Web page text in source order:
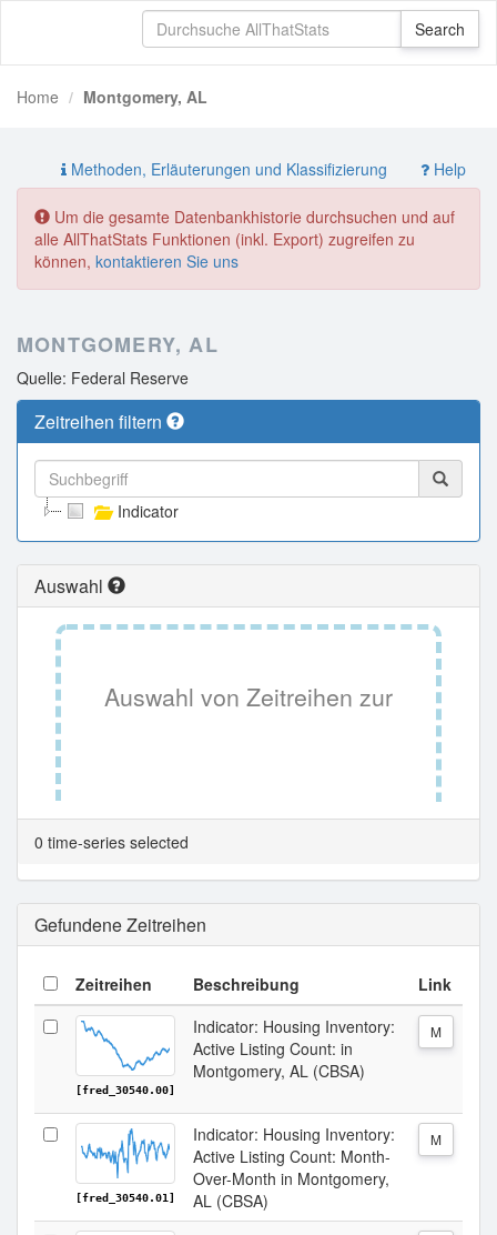
Home Montgomery, AL
Methoden, Erläuterungen und Klassifizierung Help
Um die gesamte Datenbankhistorie durchsuchen und auf
alle AllThatStats Funktionen (inkl. Export) zugreifen zu
können, kontaktieren Sie uns
MONTGOMERY, AL
Quelle: Federal Reserve
Zeitreihen filtern
Indicator
Auswahl
Auswahl von Zeitreihen zur
Tabellenansicht.
0 time-series selected
Gefundene Zeitreihen
Zeitreihen Beschreibung Link
[fred_30540.00]
Indicator: Housing Inventory:
Active Listing Count: in
Montgomery, AL (CBSA)
M
[fred_30540.01]
Indicator: Housing Inventory:
Active Listing Count: Month-
Over-Month in Montgomery,
AL (CBSA)
M